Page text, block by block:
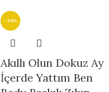
- 28%
Akıllı Olun Dokuz Ay
İçerde Yattım Ben